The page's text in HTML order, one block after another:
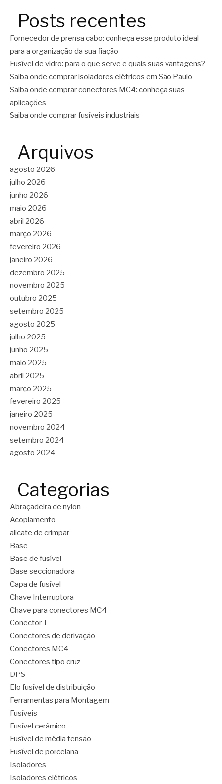
Posts recentes
Fornecedor de prensa cabo: conheça esse produto ideal
para a organização da sua fiação
Fusível de vidro: para o que serve e quais suas vantagens?
Saiba onde comprar isoladores elétricos em São Paulo
Saiba onde comprar conectores MC4: conheça suas
aplicações
Saiba onde comprar fusíveis industriais
Arquivos
agosto 2026
julho 2026
junho 2026
maio 2026
abril 2026
março 2026
fevereiro 2026
janeiro 2026
dezembro 2025
novembro 2025
outubro 2025
setembro 2025
agosto 2025
julho 2025
junho 2025
maio 2025
abril 2025
março 2025
fevereiro 2025
janeiro 2025
novembro 2024
setembro 2024
agosto 2024
Categorias
Abraçadeira de nylon
Acoplamento
alicate de crimpar
Base
Base de fusível
Base seccionadora
Capa de fusível
Chave Interruptora
Chave para conectores MC4
Conector T
Conectores de derivação
Conectores MC4
Conectores tipo cruz
DPS
Elo fusível de distribuição
Ferramentas para Montagem
Fusíveis
Fusível cerâmico
Fusível de média tensão
Fusível de porcelana
Isoladores
Isoladores elétricos